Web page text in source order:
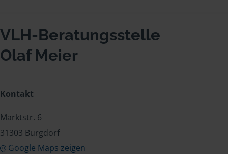
VLH-Beratungsstelle
Olaf Meier
Kontakt
Marktstr. 6
31303 Burgdorf
Google Maps zeigen